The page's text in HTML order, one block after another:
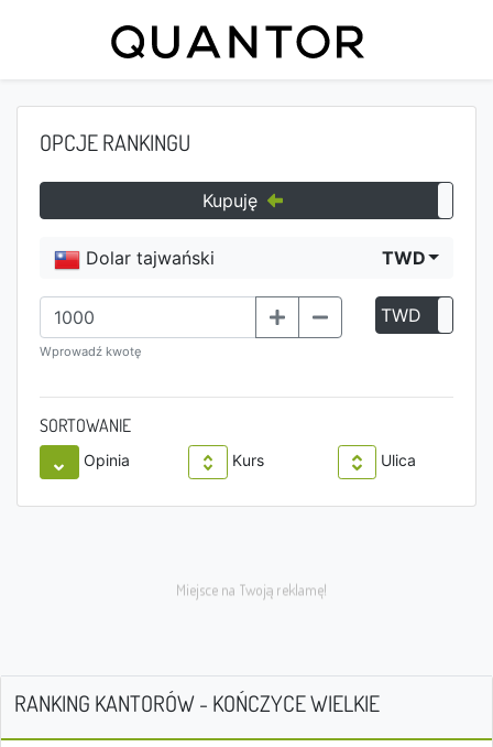
OPCJE RANKINGU
Kupuję
Dolar tajwański TWD
Wprowadź kwotę
TWD
SORTOWANIE
Opinia Kurs Ulica
RANKING KANTORÓW - KOŃCZYCE WIELKIE